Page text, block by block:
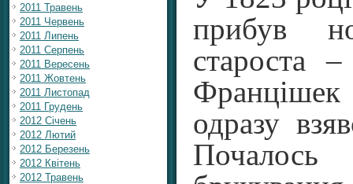
2011 Травень
2011 Червень
2011 Липень
2011 Серпень
2011 Вересень
2011 Жовтень
2011 Листопад
2011 Грудень
2012 Січень
2012 Лютий
2012 Березень
2012 Квітень
2012 Травень
прибув
староста
одразу